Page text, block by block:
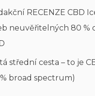
RECENZE CBD
neuvěřitelných 80 %
střední cesta – to je
% broad spectrum)